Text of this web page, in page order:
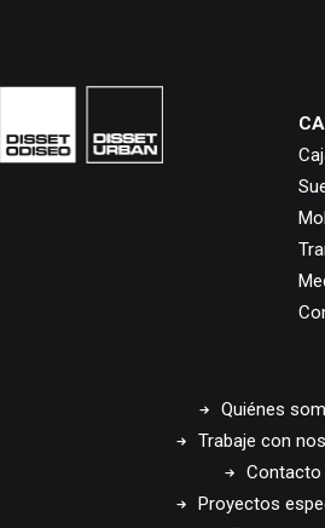
Quiénes
Trabaje con
Contacto
Proyectos